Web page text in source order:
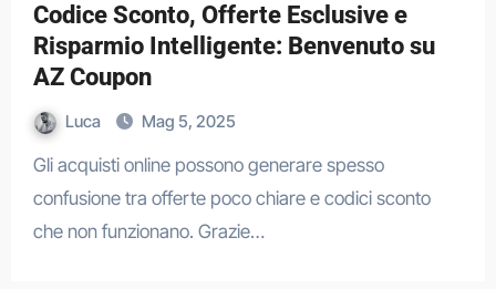
Codice Sconto, Offerte Esclusive e
Risparmio Intelligente: Benvenuto su
AZ Coupon
Luca Mag 5, 2025
Gli acquisti online possono generare spesso
confusione tra offerte poco chiare e codici sconto
che non funzionano. Grazie…